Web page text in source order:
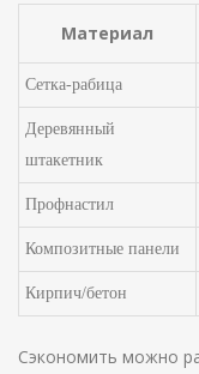
Материал
Сетка-рабица
Деревянный
штакетник
Профнастил
Композитные панели
Кирпич/бетон
Сэкономить можно